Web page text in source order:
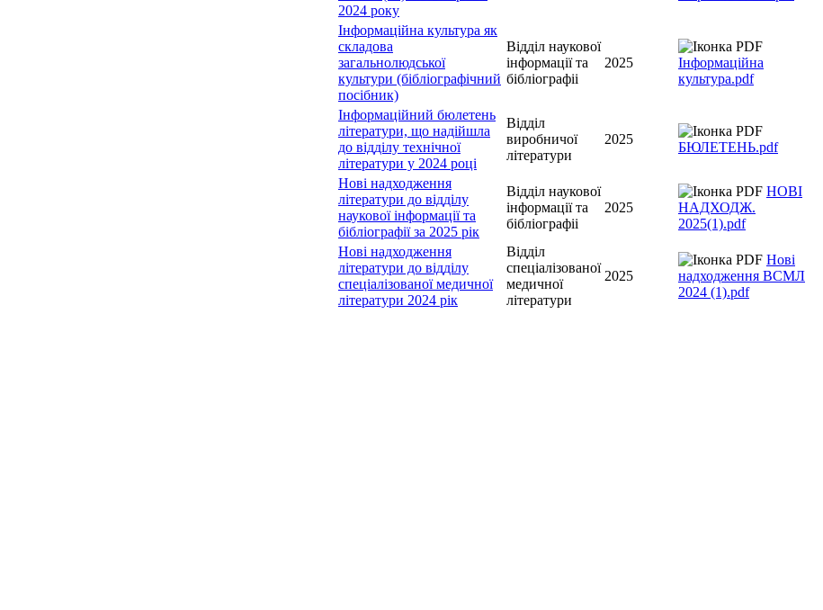
2024 року
Інформаційна культура як
складова
загальнолюдської
культури (бібліографічний
посібник)
Відділ наукової
інформації та
бібліографіі
2025
Інформаційна
культура.pdf
Інформаційний бюлетень
літератури, що надійшла
до відділу технічної
літератури у 2024 році
Відділ
виробничої
літератури
2025
БЮЛЕТЕНЬ.pdf
Нові надходження
літератури до відділу
наукової інформації та
бібліографії за 2025 рік
Відділ наукової
інформації та
бібліографіі
2025
НОВІ
НАДХОДЖ.
2025(1).pdf
Нові надходження
літератури до відділу
спеціалізованої медичної
літератури 2024 рік
Відділ
спеціалізованої
медичної
літератури
2025
Нові
надходження ВСМЛ
2024 (1).pdf